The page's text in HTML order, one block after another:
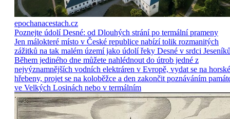
epochanacestach.cz
Poznejte údolí Desné: od Dlouhých strání po termální prameny
Jen málokteré místo v České republice nabízí tolik rozmanitých
zážitků na tak malém území jako údolí řeky Desné v srdci
Během jediného dne můžete nahlédnout do útrob jedné z
nejvýznamnějších vodních elektráren v Evropě, vydat se na horské
hřebeny, projet se na koloběžce a den zakončit poznáváním
ve Velkých Losinách nebo v termálním